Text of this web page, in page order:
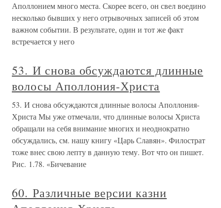
Аполлонием много места. Скорее всего, он свел воедино
несколько бывших у него отрывочных записей об этом
важном событии. В результате, один и тот же факт
встречается у него
53. И снова обсуждаются длинные
волосы Аполлония-Христа
53. И снова обсуждаются длинные волосы Аполлония-
Христа Мы уже отмечали, что длинные волосы Христа
обращали на себя внимание многих и неоднократно
обсуждались, см. нашу книгу «Царь Славян». Филострат
тоже внес свою лепту в данную тему. Вот что он пишет.
Рис. 1.78. «Бичевание
60. Различные версии казни